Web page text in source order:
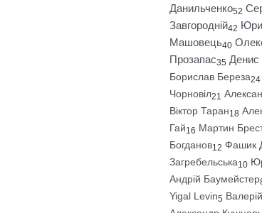
Данильченко52
Завгородній42
Машовець40
Прозапас35 Денис
Борислав Береза24
Чорновіл21
Віктор Таран18
Гай16 Мартин
Богданов12 Фашик
Загребельська10
Андрій Баумейстер
Yigal Levin5